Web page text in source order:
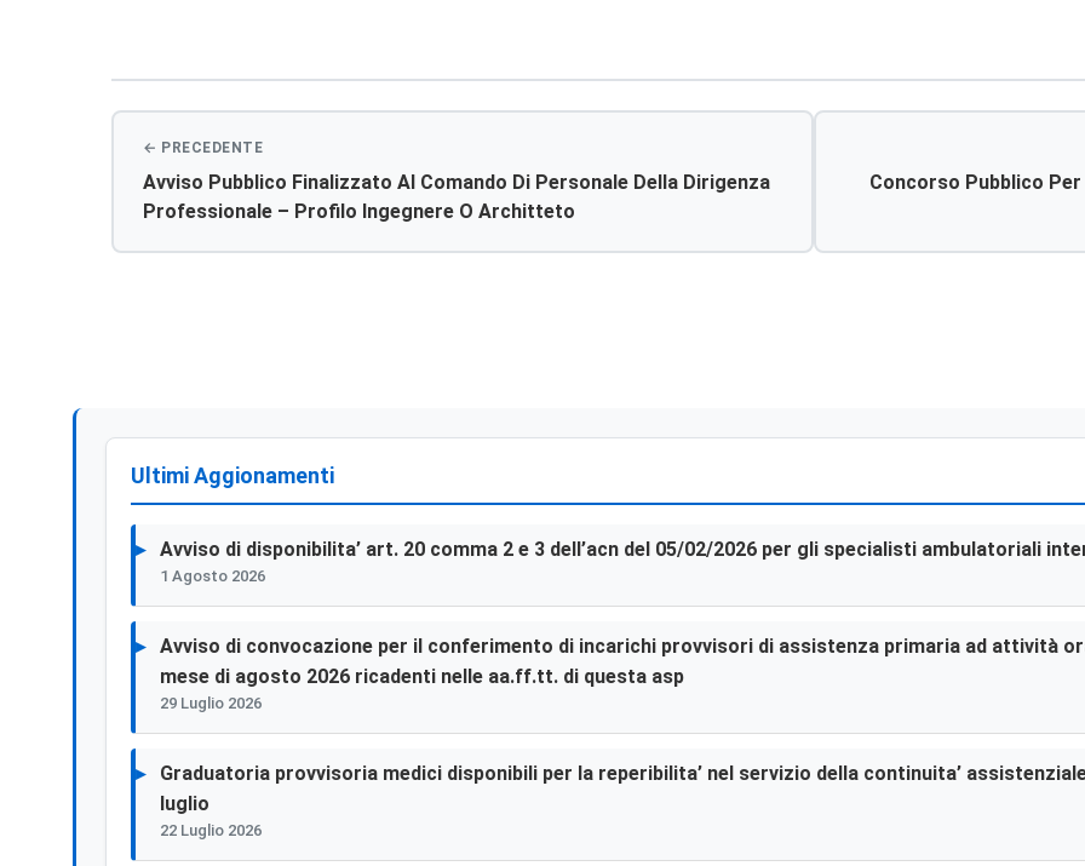
articoli
Avviso Pubblico Finalizzato Al Comando Di Personale Della Dirigenza
Professionale – Profilo Ingegnere O Architteto
Concorso Pubblico
Ultimi Aggionamenti
Avviso di disponibilita’ art. 20 comma 2 e 3 dell’acn del 05/02/2026 per gli specialisti ambulatoriali
1 Agosto 2026
Avviso di convocazione per il conferimento di incarichi provvisori di assistenza primaria ad attività
mese di agosto 2026 ricadenti nelle aa.ff.tt. di questa asp
29 Luglio 2026
Graduatoria provvisoria medici disponibili per la reperibilita’ nel servizio della continuita’
luglio
22 Luglio 2026